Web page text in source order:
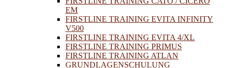
EM
FIRSTLINE TRAINING EVITA INFINITY
V500
FIRSTLINE TRAINING EVITA 4/XL
FIRSTLINE TRAINING PRIMUS
FIRSTLINE TRAINING ATLAN
GRUNDLAGENSCHULUNG